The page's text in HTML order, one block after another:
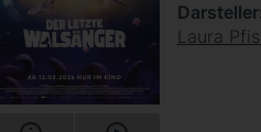
Darsteller
Laura